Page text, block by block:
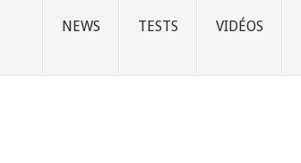
NEWS TESTS VIDÉOS